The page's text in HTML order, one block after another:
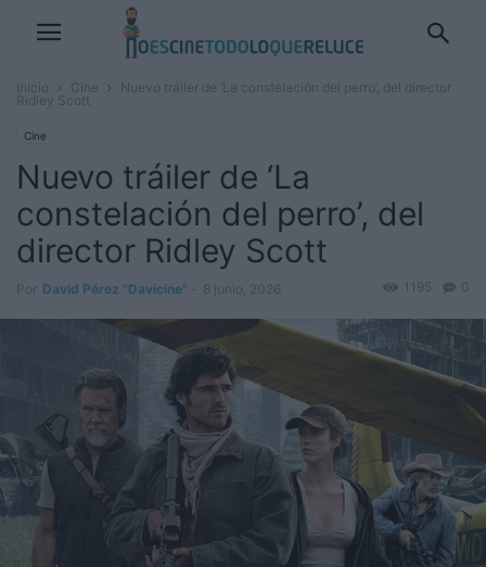
Inicio Cine
Nuevo tráiler de ‘La constelación del perro’, del director
Ridley Scott
Cine
Nuevo tráiler de ‘La
constelación del perro’, del
director Ridley Scott
Por David Pérez "Davicine" 8 junio, 2026 0
1195